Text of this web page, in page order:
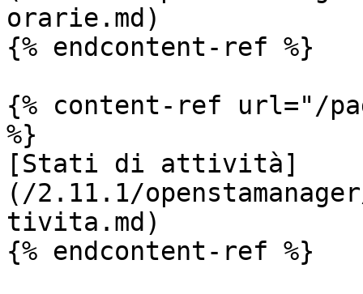
orarie.md)
{% endcontent-ref %}
{% content-ref url="/
%}
[Stati di attività]
(/2.11.1/
tivita.md)
{% endcontent-ref %}